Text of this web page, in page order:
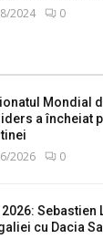
2024 0
Mondial
a încheiat
2026 0
2026: Sebastien
cu Dacia